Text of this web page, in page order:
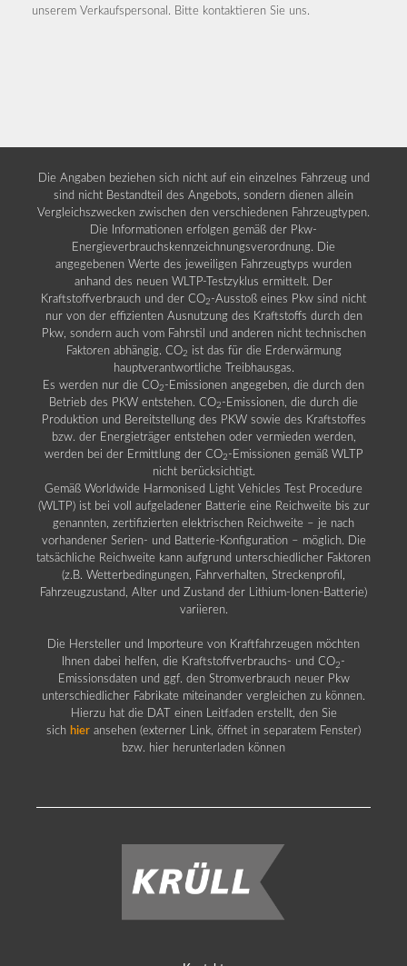
unserem Verkaufspersonal. Bitte kontaktieren Sie uns.
Die Angaben beziehen sich nicht auf ein einzelnes Fahrzeug und
sind nicht Bestandteil des Angebots, sondern dienen allein
Vergleichszwecken zwischen den verschiedenen Fahrzeugtypen.
Die Informationen erfolgen gemäß der Pkw-
Energieverbrauchskennzeichnungsverordnung. Die
angegebenen Werte des jeweiligen Fahrzeugtyps wurden
anhand des neuen WLTP-Testzyklus ermittelt. Der
Kraftstoffverbrauch und der CO2 -Ausstoß eines Pkw sind nicht
nur von der effizienten Ausnutzung des Kraftstoffs durch den
Pkw, sondern auch vom Fahrstil und anderen nicht technischen
Faktoren abhängig. CO2 ist das für die Erderwärmung
hauptverantwortliche Treibhausgas.
Es werden nur die CO2 -Emissionen angegeben, die durch den
Betrieb des PKW entstehen. CO2 -Emissionen, die durch die
Produktion und Bereitstellung des PKW sowie des Kraftstoffes
bzw. der Energieträger entstehen oder vermieden werden,
werden bei der Ermittlung der CO2 -Emissionen gemäß WLTP
nicht berücksichtigt.
Gemäß Worldwide Harmonised Light Vehicles Test Procedure
(WLTP) ist bei voll aufgeladener Batterie eine Reichweite bis zur
genannten, zertifizierten elektrischen Reichweite – je nach
vorhandener Serien- und Batterie-Konfiguration – möglich. Die
tatsächliche Reichweite kann aufgrund unterschiedlicher Faktoren
(z.B. Wetterbedingungen, Fahrverhalten, Streckenprofil,
Fahrzeugzustand, Alter und Zustand der Lithium-Ionen-Batterie)
variieren.
Die Hersteller und Importeure von Kraftfahrzeugen möchten
Ihnen dabei helfen, die Kraftstoffverbrauchs- und CO2 -
Emissionsdaten und ggf. den Stromverbrauch neuer Pkw
unterschiedlicher Fabrikate miteinander vergleichen zu können.
Hierzu hat die DAT einen Leitfaden erstellt, den Sie
sich hier ansehen (externer Link, öffnet in separatem Fenster)
bzw. hier herunterladen können